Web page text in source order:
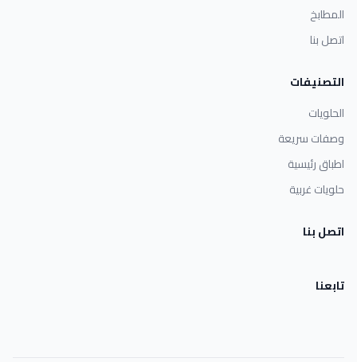
المطابخ
اتصل بنا
التصنيفات
الحلويات
وصفات سريعة
اطباق رئيسية
حلويات غربية
اتصل بنا
تابعنا